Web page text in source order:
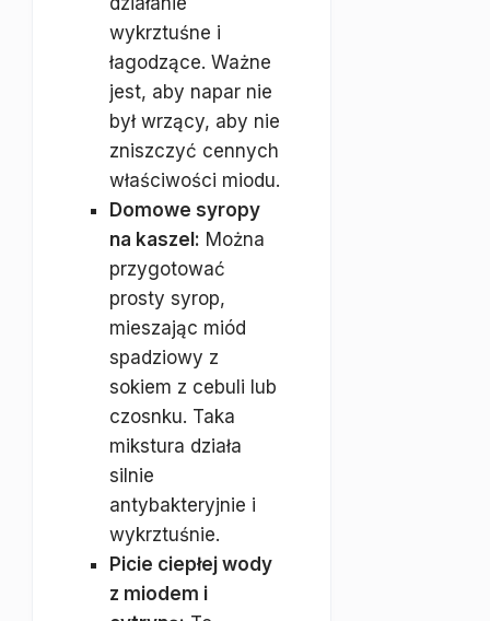
wykrztuśne i
łagodzące. Ważne
jest, aby napar nie
był wrzący, aby nie
zniszczyć cennych
właściwości miodu.
Domowe syropy
na kaszel: Można
przygotować
prosty syrop,
mieszając miód
spadziowy z
sokiem z cebuli lub
czosnku. Taka
mikstura działa
silnie
antybakteryjnie i
wykrztuśnie.
Picie ciepłej wody
z miodem i